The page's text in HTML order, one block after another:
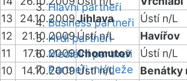
Hlavní partneři
Business partneři
Hrdí partneři
Mediální partneři
Partneři mládeže
13
24.10.2009Jihlava Ústí n/L
12
21.10.2009Ústí n/L Havířov
11
17.10.2009Chomutov Ústí n/L
10
14.10.2009Ústí n/L Benátky